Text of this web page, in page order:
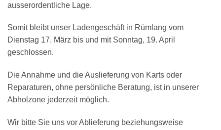
ausserordentliche Lage.
Somit bleibt unser Ladengeschäft in Rümlang vom
Dienstag 17. März bis und mit Sonntag, 19. April
geschlossen.
Die Annahme und die Auslieferung von Karts oder
Reparaturen, ohne persönliche Beratung, ist in unserer
Abholzone jederzeit möglich.
Wir bitte Sie uns vor Ablieferung beziehungsweise